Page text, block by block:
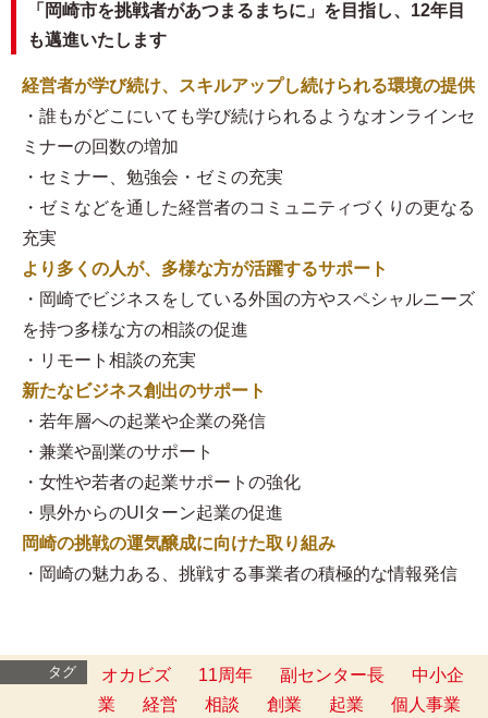
「岡崎市を挑戦者があつまるまちに」を目指し、12年目
も邁進いたします
経営者が学び続け、スキルアップし続けられる環境の提供
・誰もがどこにいても学び続けられるようなオンラインセ
ミナーの回数の増加
・セミナー、勉強会・ゼミの充実
・ゼミなどを通した経営者のコミュニティづくりの更なる
充実
より多くの人が、多様な方が活躍するサポート
・岡崎でビジネスをしている外国の方やスペシャルニーズ
を持つ多様な方の相談の促進
・リモート相談の充実
新たなビジネス創出のサポート
・若年層への起業や企業の発信
・兼業や副業のサポート
・女性や若者の起業サポートの強化
・県外からのUIターン起業の促進
岡崎の挑戦の運気醸成に向けた取り組み
・岡崎の魅力ある、挑戦する事業者の積極的な情報発信
タグ オカビズ 11周年 副センター長
中小企
業
経営 相談 創業 起業
個人事業